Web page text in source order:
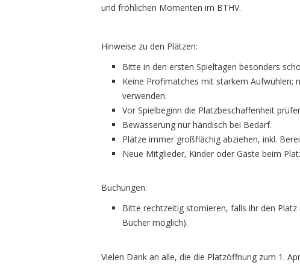
und fröhlichen Momenten im BTHV.
Hinweise zu den Plätzen:
Bitte in den ersten Spieltagen besonders
Keine Profimatches mit starkem Aufwühlen;
verwenden.
Vor Spielbeginn die Platzbeschaffenheit
Bewässerung nur händisch bei Bedarf.
Plätze immer großflächig abziehen, inkl.
Neue Mitglieder, Kinder oder Gäste beim
Buchungen:
Bitte rechtzeitig stornieren, falls ihr den
Bucher möglich).
Vielen Dank an alle, die die Platzöffnung zum 1.